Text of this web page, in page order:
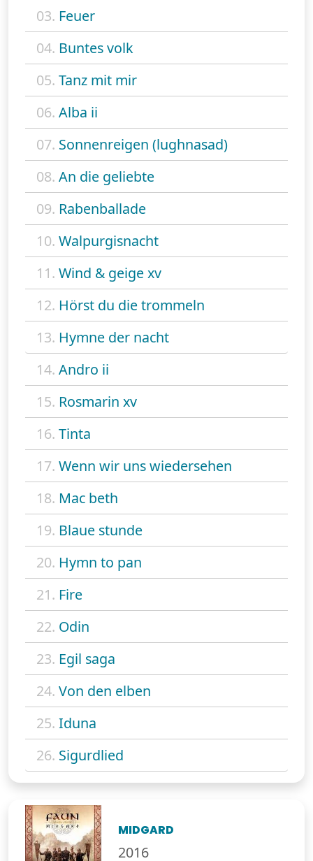
03. Feuer
04. Buntes volk
05. Tanz mit mir
06. Alba ii
07. Sonnenreigen (lughnasad)
08. An die geliebte
09. Rabenballade
10. Walpurgisnacht
11. Wind & geige xv
12. Hörst du die trommeln
13. Hymne der nacht
14. Andro ii
15. Rosmarin xv
16. Tinta
17. Wenn wir uns wiedersehen
18. Mac beth
19. Blaue stunde
20. Hymn to pan
21. Fire
22. Odin
23. Egil saga
24. Von den elben
25. Iduna
26. Sigurdlied
MIDGARD
2016